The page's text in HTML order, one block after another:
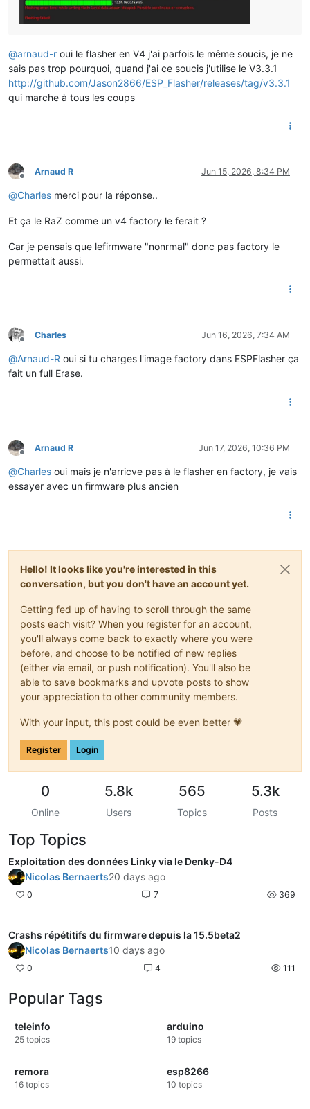
@arnaud-r oui le flasher en V4 j'ai parfois le même soucis, je ne
sais pas trop pourquoi, quand j'ai ce soucis j'utilise le V3.3.1
http://github.com/Jason2866/ESP_Flasher/releases/tag/v3.3.1
qui marche à tous les coups
Offline
Arnaud R Jun 15, 2026, 8:34 PM
@Charles merci pour la réponse..
Et ça le RaZ comme un v4 factory le ferait ?
Car je pensais que lefirmware "nonrmal" donc pas factory le
permettait aussi.
Offline
Charles Jun 16, 2026, 7:34 AM
@Arnaud-R oui si tu charges l'image factory dans ESPFlasher ça
fait un full Erase.
Offline
Arnaud R Jun 17, 2026, 10:36 PM
@Charles oui mais je n'arricve pas à le flasher en factory, je vais
essayer avec un firmware plus ancien
Hello! It looks like you're interested in this
conversation, but you don't have an account yet.
Getting fed up of having to scroll through the same
posts each visit? When you register for an account,
you'll always come back to exactly where you were
before, and choose to be notified of new replies
(either via email, or push notification). You'll also be
able to save bookmarks and upvote posts to show
your appreciation to other community members.
With your input, this post could be even better 💗
Register Login
0
Online
5.8k
Users
565
Topics
5.3k
Posts
Top Topics
Exploitation des données Linky via le Denky-D4
Nicolas Bernaerts20 days ago
0 7 369
Crashs répétitifs du firmware depuis la 15.5beta2
Nicolas Bernaerts10 days ago
0 4 111
Popular Tags
teleinfo
25 topics
arduino
19 topics
remora
16 topics
esp8266
10 topics